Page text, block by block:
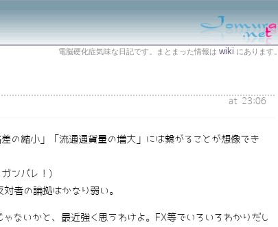
電脳硬化症気味な日記です。まとまった情報は wiki にあります。
at 23:06
縮小」「流通通貨量の増大」には繋がることが想像でき
ンバレ！)
者の論拠はかなり弱い。
ないかと、最近強く思うわけよ。FX等でいろいろわかりだし